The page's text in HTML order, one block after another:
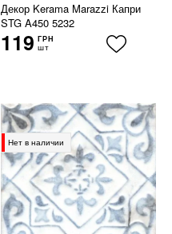
Декор Kerama Marazzi Капри
STG A450 5232
119 ГРН
шт
Нет в наличии